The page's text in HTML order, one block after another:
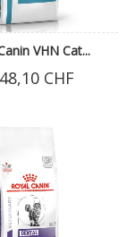
VHN Cat...
48,10 CHF